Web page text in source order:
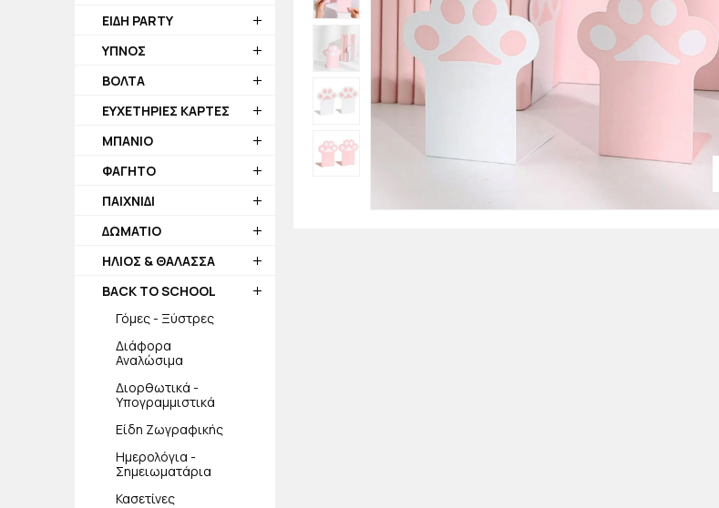
ΕΙΔΗ PARTY
ΥΠΝΟΣ
ΒΟΛΤΑ
ΕΥΧΕΤΗΡΙΕΣ ΚΑΡΤΕΣ
ΜΠΑΝΙΟ
ΦΑΓΗΤΟ
ΠΑΙΧΝΙΔΙ
ΔΩΜΑΤΙΟ
ΗΛΙΟΣ & ΘΑΛΑΣΣΑ
BACK TO SCHOOL
Γόμες - Ξύστρες
Διάφορα
Αναλώσιμα
Διορθωτικά -
Υπογραμμιστικά
Είδη Ζωγραφικής
Ημερολόγια -
Σημειωματάρια
Κασετίνες